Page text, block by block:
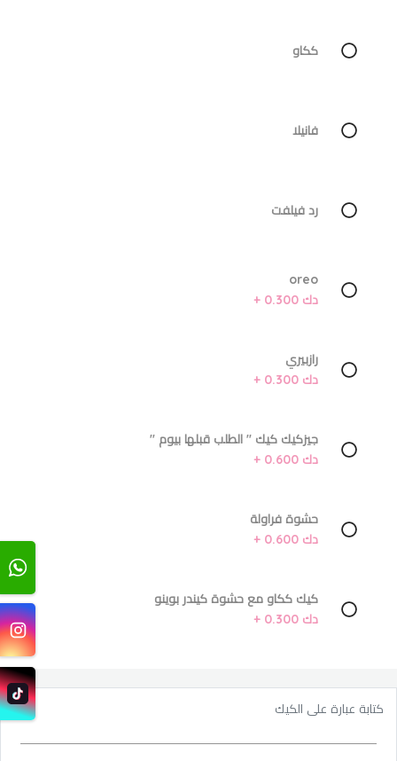
ككاو
فانيلا
رد فيلفت
oreo
دك 0.300 +
رازبيري
دك 0.300 +
جيزكيك كيك '' الطلب قبلها بيوم ''
دك 0.600 +
حشوة فراولة
دك 0.600 +
كيك ككاو مع حشوة كيندر بوينو
دك 0.300 +
كتابة عبارة على الكيك